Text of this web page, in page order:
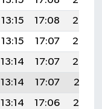
13:15 17:08
20:24
13:15 17:07
20:23
13:14 17:07
20:22
13:14 17:07
20:21
13:14 17:06
20:19